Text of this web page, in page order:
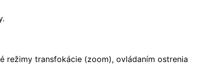
režimy transfokácie (zoom), ovládaním ostrenia